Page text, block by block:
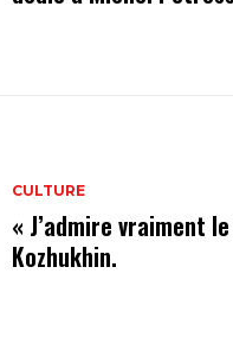
CULTURE
« J’admire vraiment
Kozhukhin.